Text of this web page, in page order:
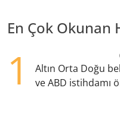
En Çok Okunan
1
Altın Orta Doğu
ve ABD istihdamı